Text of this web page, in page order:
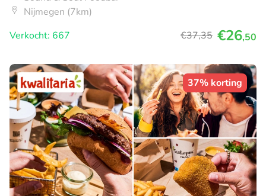
Nijmegen (7km)
Verkocht: 667
€37,35 €26,50
37% korting